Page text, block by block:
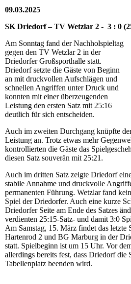
09.03.2025
SK Driedorf – TV Wetzlar 2 - 3 : 0
Am Sonntag fand der Nachholspieltag
gegen den TV Wetzlar 2 in der
Driedorfer Großsporthalle statt.
Driedorf setzte die Gäste von Beginn
an mit druckvollen Aufschlägen und
schnellen Angriffen unter Druck und
konnten mit einer überzeugenden
Leistung den ersten Satz mit 25:16
deutlich für sich entscheiden.
Auch im zweiten Durchgang knüpfte
Leistung an. Trotz etwas mehr
kontrollierten die Gäste das
diesen Satz souverän mit 25:21.
Auch im dritten Satz zeigte Driedorf
stabile Annahme und druckvolle
permanenten Führung. Wetzlar fand
Spiel der Driedorfer. Auch eine kurze
Driedorfer Seite am Ende des Satzes
verdienten 25:15-Satz- und damit 3:0
Am Samstag, 15. März findet das letzte
Hartenrod 2 und BG Marburg in der
statt. Spielbeginn ist um 15 Uhr. Vor
allerdings bereits fest, dass Driedorf die
Tabellenplatz beenden wird.